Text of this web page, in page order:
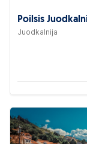
Poilsis
Juodkalnija